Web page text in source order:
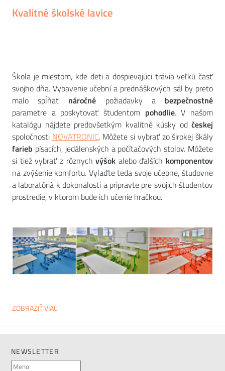
Kvalitné školské lavice
Škola je miestom, kde deti a dospievajúci trávia veľkú časť
svojho dňa. Vybavenie učební a prednáškových sál by preto
malo spĺňať náročné požiadavky a bezpečnostné
parametre a poskytovať študentom pohodlie. V našom
katalógu nájdete predovšetkým kvalitné kúsky od českej
spoločnosti NOVATRONIC. Môžete si vybrať zo širokej škály
farieb písacích, jedálenských a počítačových stolov. Môžete
si tiež vybrať z rôznychvýšok alebo ďalších komponentov
na zvýšenie komfortu. Vylaďte teda svoje učebne, študovne
a laboratóriá k dokonalosti a pripravte pre svojich študentov
prostredie, v ktorom bude ich učenie hračkou.
ZOBRAZIŤ VIAC
NEWSLETTER